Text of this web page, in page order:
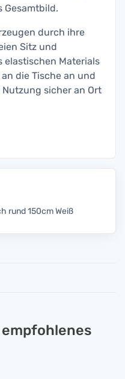
Gesamtbild.
durch ihre
Sitz und
elastischen Materials
die Tische an und
sicher an Ort
rund 150cm Weiß